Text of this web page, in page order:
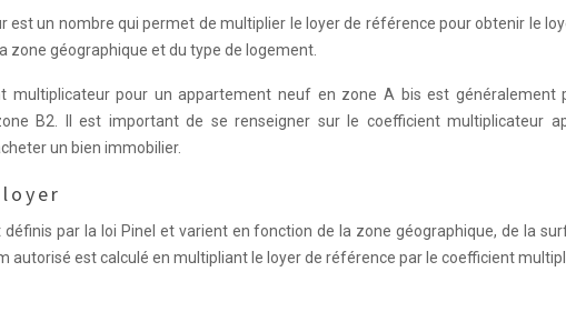
est un nombre qui permet de multiplier le loyer de référence pour obtenir le
zone géographique et du type de logement.
multiplicateur pour un appartement neuf en zone A bis est généralement
B2. Il est important de se renseigner sur le coefficient multiplicateur
un bien immobilier.
définis par la loi Pinel et varient en fonction de la zone géographique, de la
autorisé est calculé en multipliant le loyer de référence par le coefficient